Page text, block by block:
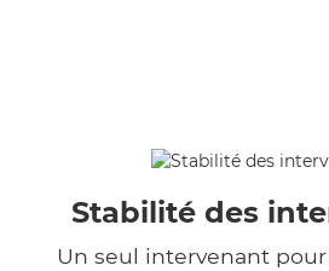
Stabilité des
Un seul intervenant